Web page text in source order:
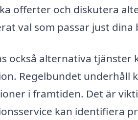
offerter och diskutera
val som passar just dina
också alternativa
Regelbundet underhåll
i framtiden. Det är
kan identifiera